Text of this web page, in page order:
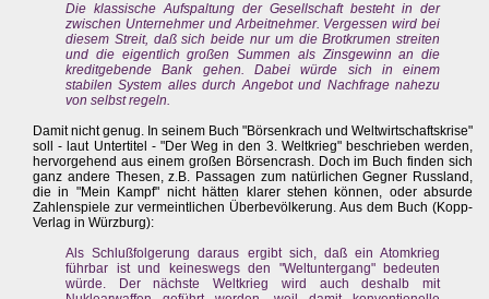
Die klassische Aufspaltung der Gesellschaft besteht in der
zwischen Unternehmer und Arbeitnehmer. Vergessen wird bei
diesem Streit, daß sich beide nur um die Brotkrumen streiten
und die eigentlich großen Summen als Zinsgewinn an die
kreditgebende Bank gehen. Dabei würde sich in einem
stabilen System alles durch Angebot und Nachfrage nahezu
von selbst regeln.
Damit nicht genug. In seinem Buch "Börsenkrach und Weltwirtschaftskrise"
soll - laut Untertitel - "Der Weg in den 3. Weltkrieg" beschrieben werden,
hervorgehend aus einem großen Börsencrash. Doch im Buch finden sich
ganz andere Thesen, z.B. Passagen zum natürlichen Gegner Russland,
die in "Mein Kampf" nicht hätten klarer stehen können, oder absurde
Zahlenspiele zur vermeintlichen Überbevölkerung. Aus dem Buch (Kopp-
Verlag in Würzburg):
Als Schlußfolgerung daraus ergibt sich, daß ein Atomkrieg
führbar ist und keineswegs den "Weltuntergang" bedeuten
würde. Der nächste Weltkrieg wird auch deshalb mit